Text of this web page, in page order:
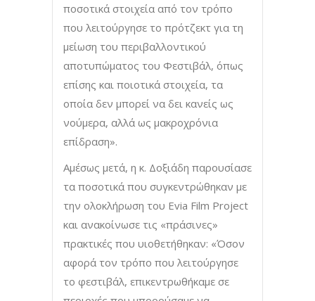
ποσοτικά στοιχεία από τον τρόπο
που λειτούργησε το πρότζεκτ για τη
μείωση του περιβαλλοντικού
αποτυπώματος του Φεστιβάλ, όπως
επίσης και ποιοτικά στοιχεία, τα
οποία δεν μπορεί να δει κανείς ως
νούμερα, αλλά ως μακροχρόνια
επίδραση».
Αμέσως μετά, η κ. Δοξιάδη παρουσίασε
τα ποσοτικά που συγκεντρώθηκαν με
την ολοκλήρωση του Evia Film Project
και ανακοίνωσε τις «πράσινες»
πρακτικές που υιοθετήθηκαν: «Όσον
αφορά τον τρόπο που λειτούργησε
το φεστιβάλ, επικεντρωθήκαμε σε